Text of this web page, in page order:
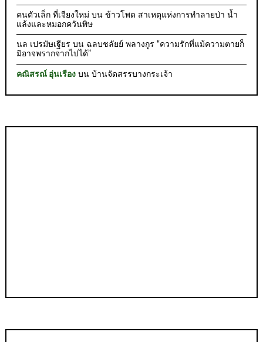
คนตัวเล็ก ที่เจียงใหม่ บนข้าวโพด สาเหตุแห่งการทำลายป่า น้ำ
แล้งและหมอกควันพิษ
นล เปรมัษเฐียร บน ฉลบชลัยย์ พลางกูร “ความรักที่แม้ความตายก็
มิอาจพรากจากไปได้”
คณิสรณ์ อุ่นเรือง บนบ้านจัดสรรบางกระเจ้า